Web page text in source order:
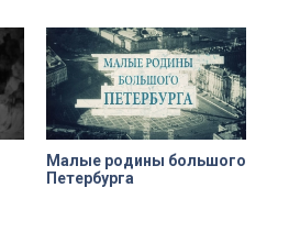
Малые родины большого
Петербурга